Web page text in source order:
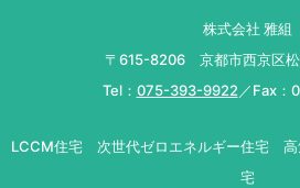
株式会社 雅組
〒615-8206 京都市西京区
Tel： 075-393-9922／Fax：
LCCM住宅 次世代ゼロエネルギー住宅
宅